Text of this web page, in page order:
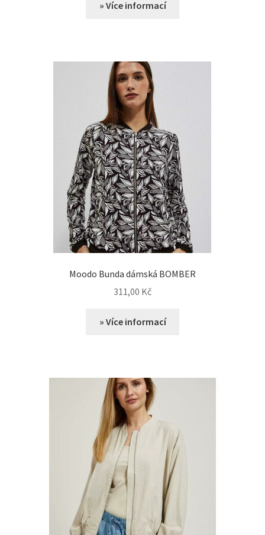
» Více informací
Moodo Bunda dámská BOMBER
311,00 Kč
» Více informací